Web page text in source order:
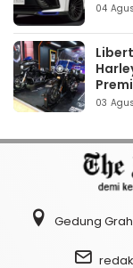
04
03
Gedung